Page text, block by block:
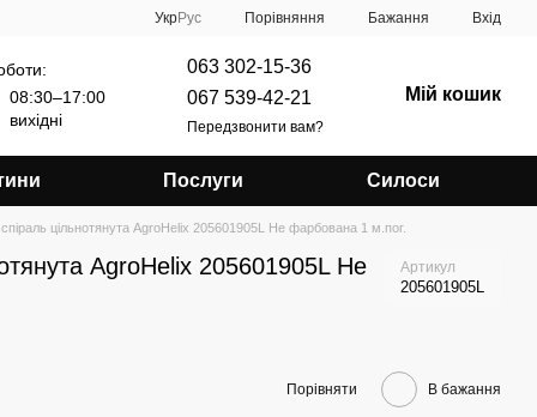
УкрРус Порівняння Бажання Вхід
08:30–17:00
вихідні
063 302-15-36
067 539-42-21
Передзвонити вам?
Мій кошик
Послуги Силоси
цільнотянута AgroHelix 205601905L Не фарбована 1 м.пог.
AgroHelix 205601905L Не Артикул
205601905L
Порівняти В бажання